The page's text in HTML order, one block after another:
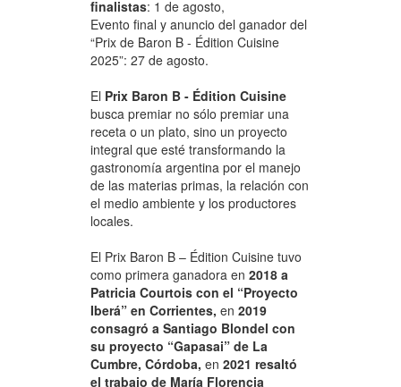
finalistas: 1 de agosto,
Evento final y anuncio del ganador del
“Prix de Baron B - Édition Cuisine
2025”: 27 de agosto.
El Prix Baron B - Édition Cuisine
busca premiar no sólo premiar una
receta o un plato, sino un proyecto
integral que esté transformando la
gastronomía argentina por el manejo
de las materias primas, la relación con
el medio ambiente y los productores
locales.
El Prix Baron B – Édition Cuisine tuvo
como primera ganadora en 2018 a
Patricia Courtois con el “Proyecto
Iberá” en Corrientes, en 2019
consagró a Santiago Blondel con
su proyecto “Gapasai” de La
Cumbre, Córdoba, en 2021 resaltó
el trabajo de María Florencia